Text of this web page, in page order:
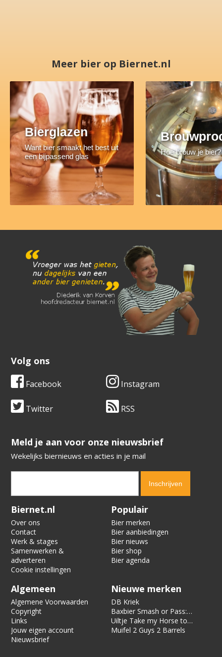
Meer bier op Biernet.nl
Bierglazen
Want bier smaakt het best uit
een bijpassend glas
Hoe brouw je bier?
Volg ons
Facebook Instagram
Twitter RSS
​​​​​​​Meld je aan voor onze nieuwsbrief
Wekelijks biernieuws en acties in je mail
Verification code:
Biernet.nl
Over ons
Contact
Werk & stages
Samenwerken &
adverteren
Cookie instellingen
Populair
Bier merken
Bier aanbiedingen
Bier nieuws
Bier shop
Bier agenda
Algemeen
Algemene Voorwaarden
Copyright
Links
Jouw eigen account
Nieuwsbrief
Nieuwe merken
DB Kriek
Baxbier Smash or Pass:
Strata
Uiltje Take my Horse to
the Hotel Room
Muifel 2 Guys 2 Barrels